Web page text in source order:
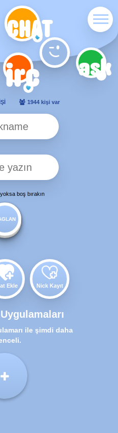
CHAT
irc ask
1944 kişi var
boş bırakın
Ekle Nick Kayıt
ile şimdi daha